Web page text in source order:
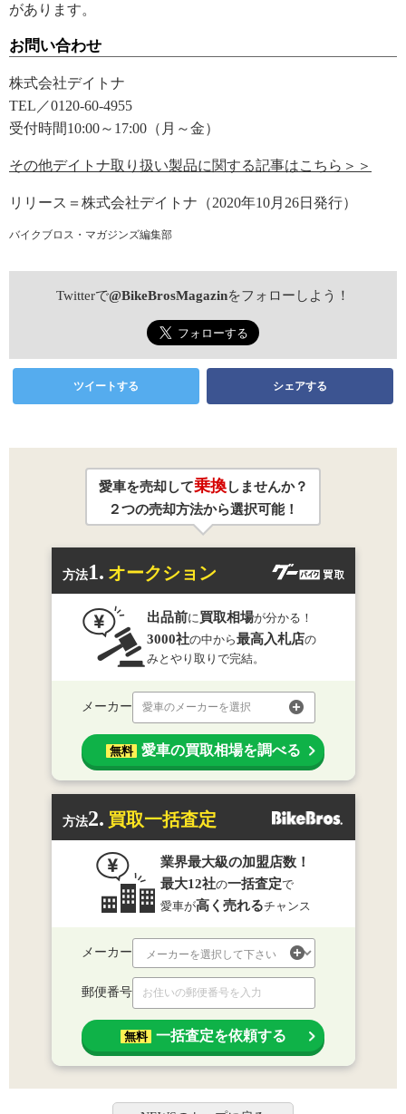
があります。
お問い合わせ
株式会社デイトナ
TEL／0120-60-4955
受付時間10:00～17:00（月～金）
その他デイトナ取り扱い製品に関する記事はこちら＞＞
リリース＝株式会社デイトナ（2020年10月26日発行）
バイクブロス・マガジンズ編集部
Twitterで@BikeBrosMagazinをフォローしよう！
ツイートする シェアする
愛車を売却して乗換しませんか？
２つの売却方法から選択可能！
方法1. オークション
出品前に 買取相場が分かる！
3000社の中から最高入札店の
みとやり取りで完結。
メーカー 愛車のメーカーを選択
無料 愛車の買取相場を調べる
方法2. 買取一括査定
業界最大級の加盟店数！
最大12社の一括査定で
愛車が高く売れるチャンス
メーカー
郵便番号
無料 一括査定を依頼する